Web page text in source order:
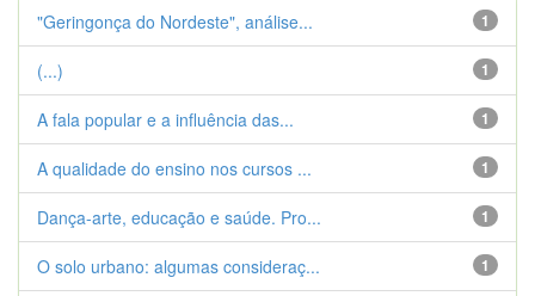
1
"Geringonça do Nordeste", análise...
1
(...)
1
A fala popular e a influência das...
1
A qualidade do ensino nos cursos ...
1
Dança-arte, educação e saúde. Pro...
1
O solo urbano: algumas consideraç...